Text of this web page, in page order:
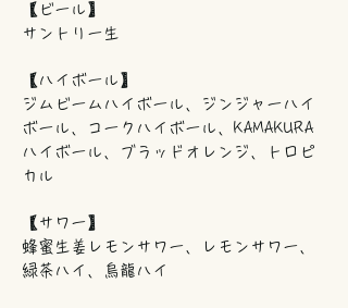
【ビール】
サントリー生
【ハイボール】
ジムビームハイボール、ジンジャーハイ
ボール、コークハイボール、KAMAKURA
ハイボール、ブラッドオレンジ、トロピ
カル
【サワー】
蜂蜜生姜レモンサワー、レモンサワー、
緑茶ハイ、烏龍ハイ